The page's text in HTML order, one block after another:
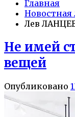
Главная
Новостная
Лев
Не имей
вещей
Опубликовано